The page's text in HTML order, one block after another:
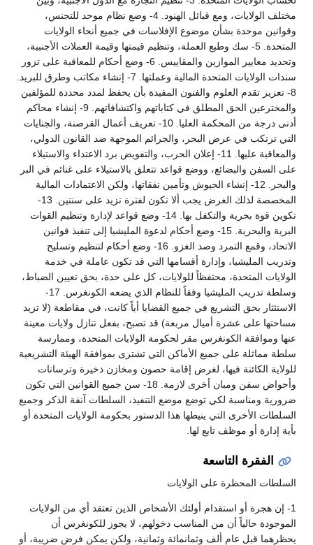
مختلف الولايات، ومع قبائل الهنود. 4- وضع نظام موحد للتجنس،
وقوانين موحدة بشأن موضوع الإفلاسات في جميع أنحاء الولايات
المتحدة. 5- سك وطبع العملة، وتنظيم قيمتها وقيمة العملات الأجنبية،
وتحديد معايير الموازين والمقاييس. 6- وضع أحكام للمعاقبة على تزور
سندات الولايات المتحدة المالية وعملتها. 7- إنشاء مكاتب وطرق للبريد.
8- تعزيز تقدم العلوم والفنون المفيدة بأن يحفظ لمدد محددة للمؤلفين
والمخترعين الحق المطلق في كتاباتهم واكتشافاتهم. 9- إنشاء محاكم
أدنى درجة من المحكمة العليا. 10- تعريف أعمال القرصنة، والجنايات
التي ترتكب في عرض البحر، والجرائم الموجهة ضد القانون الدولي،
والمعاقبة عليها. 11- إعلان الحرب، والتفويض برد الاعتداء والاستيلاء
على السفن والبضائع، ووضع قواعد تتعلق بالاستيلاء على غنائم في البر
والبحر. 12- إنشاء الجيوش وتأمين نفقاتها، ولكن الاعتمادات المالية
المخصصة لذلك الغرض يجب ألا تكون لفترة تزيد على سنتين. 13-
تكوين قوة بحرية والتكفل بها. 14- وضع قواعد لإدارة وتنظيم القوات
البرية والبحرية. 15- وضع أحكام لدعوة المليشيا إلى تنفيذ قوانين
الاتحاد، وقمع التمرد وصد الغزو. 16- وضع أحكام لتنظيم وتسليح
وتدريب المليشيا، وإدارة أقسامها التي قد تكون عاملة في خدمة
الولايات المتحدة، محتفظاً للولايات، كل على حدة، بحق تعيين الضباط،
وسلطة تدريب المليشيا وفقاً للنظام الذي يضعه الكونغرس. 17-
الاستئثار بحق التشريع في جميع القضايا أياً كانت، في مقاطعة (لا تزيد
مساحتها على عشرة أميال مربعة) قد تصبح، بفعل تنازل ولايات معينة
عنها وموافقة الكونغرس مقر لحكومة الولايات المتحدة، وممارسة
سلطة مماثلة على جميع الأماكن التي تشترى بموافقة الهيئة التشريعية
للولاية الكائنة فيها، لغرض إقامة حصون ومخازن ذخيرة وترسانات
وأحواض سفن ومبان أخرى لازمة. 18- سن جميع القوانين التي تكون
ضرورية ومناسبة لكي توضع موضع التنفيذ، السلطات آنفة الذكر وجميع
السلطات الأخرى التي ينيطها هذا الدستور بحكومة الولايات المتحدة أو
بأية إدارة أو موظف تابع لها.
الفقرة التاسعة
السلطات المحظرة على الولايات
1- إن هجرة أو استقدام أولئك الأشخاص الذين تعتقد أي من الولايات
الموجودة حالياً أن من المناسب دخولهم، لا يجوز للكونغرس أن
يحظرهما قبل عام ألف وثمانمائة وثمانية، ولكن يمكن فرض ضريبة، أو